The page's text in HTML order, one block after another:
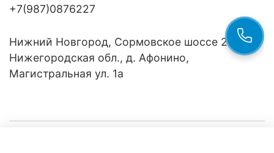
+7(987)0876227
Нижний Новгород, Сормовское шоссе 24/36
Нижегородская обл., д. Афонино,
Магистральная ул. 1а